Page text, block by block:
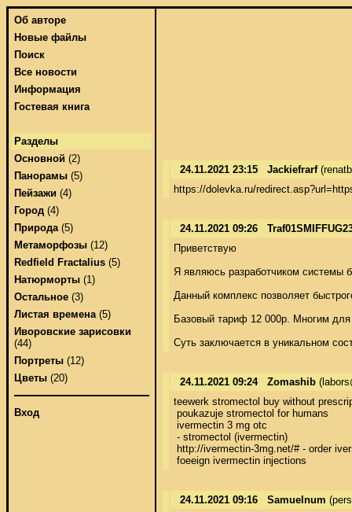
Об авторе
Новые файлы
Поиск
Все новости
Информация
Гостевая книга
Разделы
Основной (2)
Панорамы (5)
Пейзажи (4)
Город (4)
Природа(5)
Метаморфозы (12)
Redfield Fractalius (5)
Натюрморты (1)
Остальное (3)
Листая времена(5)
Иворовские зарисовки
(44)
Портреты (12)
Цветы (20)
Вход
24.11.2021 23:15 Jackiefrarf
https://dolevka.ru/
24.11.2021 09:26
Приветствую
Я являюсь разработчиком системы
Данный комплекс позволяет
Базовый тариф 12 000р. Многим
Суть заключается в уникальном
24.11.2021 09:24 Zomashib
teewerk stromectol buy without
poukazuje stromectol for humans
ivermectin 3 mg otc
- stromectol (ivermectin)
http://ivermectin-3mg.net/# - order
foeeign ivermectin injections
24.11.2021 09:16 Samuelnum